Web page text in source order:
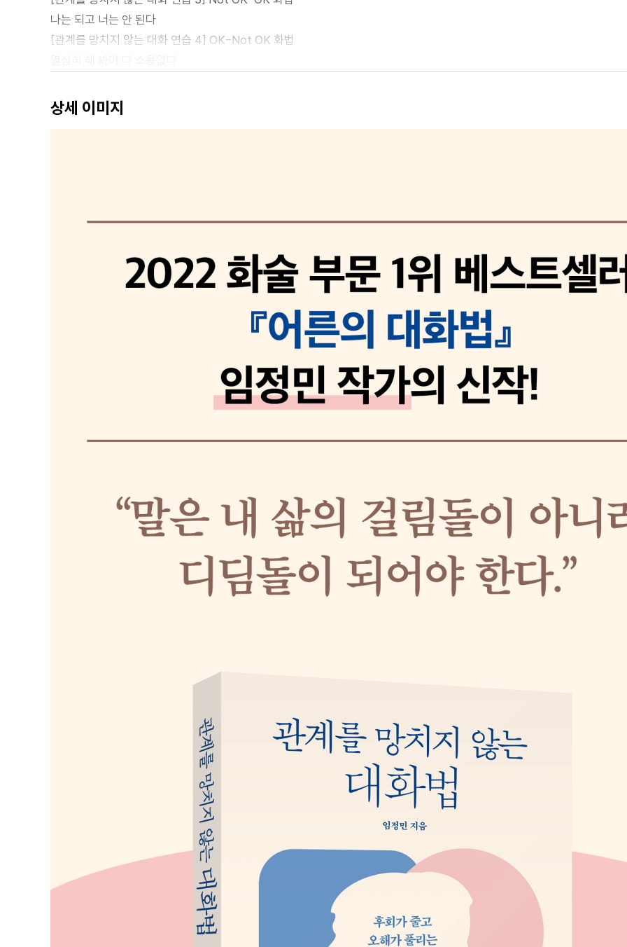
나는 되고 너는 안 된다
[관계를 망치지 않는 대화 연습 4] OK-Not OK 화법
인생 태도(OK-Gram) 진단하기
[관계를 망치지 않는 대화 연습 7] 화내지 않고 말하는 I-FAWN 악수 화법
말로 하는 털 고르기
[관계를 망치지 않는 대화 연습 8] 긍정적으로 말하는 PN 화법
CHAPTER 3 속도 : 말에도 브레이크가 필요하다
[관계를 망치지 않는 대화 연습 9] 말실수를 줄이는 3단계 생각법 실.기.문
빨리 친해지는 것보다 적정한 거리두기가 더 중요하다
[관계를 망치지 않는 대화 연습 11] 신뢰감을 주는 보이스 기법
CHAPTER 4 밀도 : 친밀할수록 신뢰가 생긴다
[관계를 망치지 않는 대화 연습 12] 공감해 주는 미러링 기법
내 말은 의도대로 전달되고 있는가?
[관계를 망치지 않는 대화 연습 15] 돌려 말하는 의도를 간파하는 법
[관계를 망치지 않는 대화 연습 16] 의도를 파악하는 진시언감선 화법
의도를 명확하게 표현하는 방법
주된 성격과 소통 방식_에고그램 진단하기
심리적 욕구를 충족시키는 인정 자극_스트로크 진단하기
생활 자세이자 확고한 신념_인생 태도 진단하기
상세 이미지